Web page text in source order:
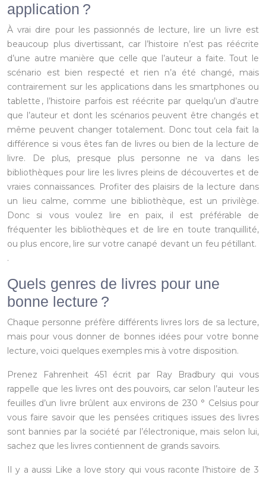
application ?
À vrai dire pour les passionnés de lecture, lire un livre est
beaucoup plus divertissant, car l’histoire n’est pas réécrite
d’une autre manière que celle que l’auteur a faite. Tout le
scénario est bien respecté et rien n’a été changé, mais
contrairement sur les applications dans les smartphones ou
tablette , l’histoire parfois est réécrite par quelqu’un d’autre
que l’auteur et dont les scénarios peuvent être changés et
même peuvent changer totalement. Donc tout cela fait la
différence si vous êtes fan de livres ou bien de la lecture de
livre. De plus, presque plus personne ne va dans les
bibliothèques pour lire les livres pleins de découvertes et de
vraies connaissances. Profiter des plaisirs de la lecture dans
un lieu calme, comme une bibliothèque, est un privilège.
Donc si vous voulez lire en paix, il est préférable de
fréquenter les bibliothèques et de lire en toute tranquillité,
ou plus encore, lire sur votre canapé devant un feu pétillant.
.
Quels genres de livres pour une
bonne lecture ?
Chaque personne préfère différents livres lors de sa lecture,
mais pour vous donner de bonnes idées pour votre bonne
lecture, voici quelques exemples mis à votre disposition.
Prenez Fahrenheit 451 écrit par Ray Bradbury qui vous
rappelle que les livres ont des pouvoirs, car selon l’auteur les
feuilles d’un livre brûlent aux environs de 230 ° Celsius pour
vous faire savoir que les pensées critiques issues des livres
sont bannies par la société par l’électronique, mais selon lui,
sachez que les livres contiennent de grands savoirs.
Il y a aussi Like a love story qui vous raconte l’histoire de 3